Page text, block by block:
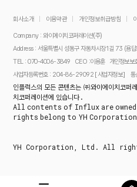
회사소개 이용약관 개인정보취급방침
Company : 와이에이치코퍼레이션(주)
Address : 서울특별시 성동구 자동차시장1길 73 (용
TEL : 070-4006-3849
CEO :이용훈 개인정보보
사업자등록번호 : 204-86-29092 [사업자정보] 통
인플럭스의 모든 콘텐츠는 ㈜와이에이치코퍼
치코퍼레이션에 있습니다.
All contents of Influx are
rights belong to YH
YH Corporation, Ltd. All